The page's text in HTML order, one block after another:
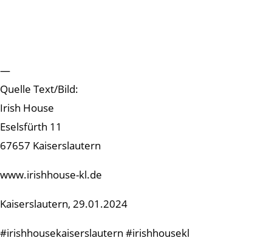
—
Quelle Text/Bild:
Irish House
Eselsfürth 11
67657 Kaiserslautern
www.irishhouse-kl.de
Kaiserslautern, 29.01.2024
#irishhousekaiserslautern #irishhousekl